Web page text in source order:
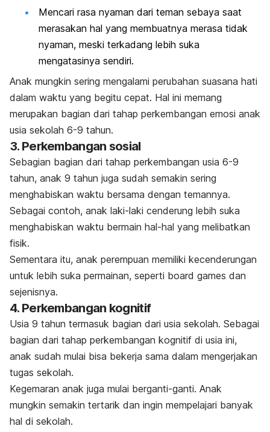
Mencari rasa nyaman dari teman sebaya saat
merasakan hal yang membuatnya merasa tidak
nyaman, meski terkadang lebih suka
mengatasinya sendiri.
Anak mungkin sering mengalami perubahan suasana hati
dalam waktu yang begitu cepat. Hal ini memang
merupakan bagian dari tahap perkembangan emosi anak
usia sekolah 6-9 tahun.
3. Perkembangan sosial
Sebagian bagian dari tahap perkembangan usia 6-9
tahun, anak 9 tahun juga sudah semakin sering
menghabiskan waktu bersama dengan temannya.
Sebagai contoh, anak laki-laki cenderung lebih suka
menghabiskan waktu bermain hal-hal yang melibatkan
fisik.
Sementara itu, anak perempuan memiliki kecenderungan
untuk lebih suka permainan, seperti board games dan
sejenisnya.
4. Perkembangan kognitif
Usia 9 tahun termasuk bagian dari usia sekolah. Sebagai
bagian dari tahap perkembangan kognitif di usia ini,
anak sudah mulai bisa bekerja sama dalam mengerjakan
tugas sekolah.
Kegemaran anak juga mulai berganti-ganti. Anak
mungkin semakin tertarik dan ingin mempelajari banyak
hal di sekolah.